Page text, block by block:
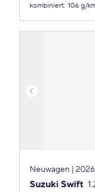
kombiniert: 106 g/
Neuwagen | 2026
Suzuki Swift